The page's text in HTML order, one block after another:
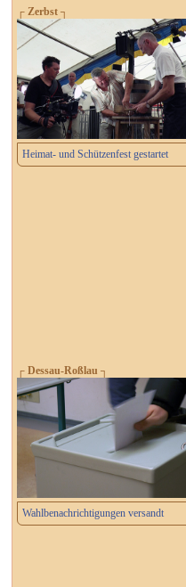
┌ Zerbst ┐
Heimat- und Schützenfest gestartet
┌ Dessau-Roßlau ┐
Wahlbenachrichtigungen versandt